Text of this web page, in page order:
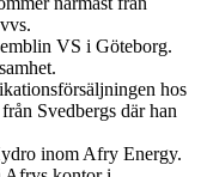
VS i Göteborg.
hos
Svedbergs där han
inom Afry Energy.